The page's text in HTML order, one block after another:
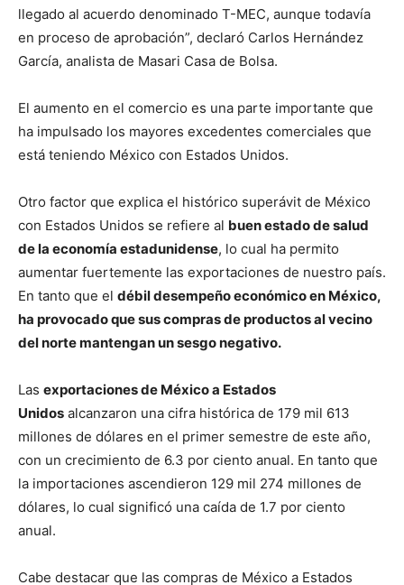
llegado al acuerdo denominado T-MEC, aunque todavía
en proceso de aprobación”, declaró Carlos Hernández
García, analista de Masari Casa de Bolsa.
El aumento en el comercio es una parte importante que
ha impulsado los mayores excedentes comerciales que
está teniendo México con Estados Unidos.
Otro factor que explica el histórico superávit de México
con Estados Unidos se refiere al buen estado de salud
de la economía estadunidense, lo cual ha permito
aumentar fuertemente las exportaciones de nuestro país.
En tanto que el débil desempeño económico en México,
ha provocado que sus compras de productos al vecino
del norte mantengan un sesgo negativo.
Las exportaciones de México a Estados
Unidos alcanzaron una cifra histórica de 179 mil 613
millones de dólares en el primer semestre de este año,
con un crecimiento de 6.3 por ciento anual. En tanto que
la importaciones ascendieron 129 mil 274 millones de
dólares, lo cual significó una caída de 1.7 por ciento
anual.
Cabe destacar que las compras de México a Estados